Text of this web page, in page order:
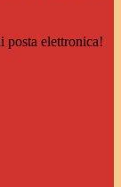
posta elettronica!